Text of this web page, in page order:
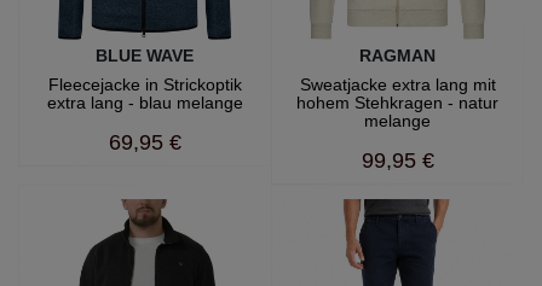
BLUE WAVE
Fleecejacke in Strickoptik
extra lang - blau melange
69,95 €
RAGMAN
Sweatjacke extra lang mit
hohem Stehkragen - natur
melange
99,95 €